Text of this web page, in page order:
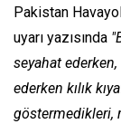
Pakistan
uyarı yazısında
seyahat
ederken kılık
göstermedikleri,